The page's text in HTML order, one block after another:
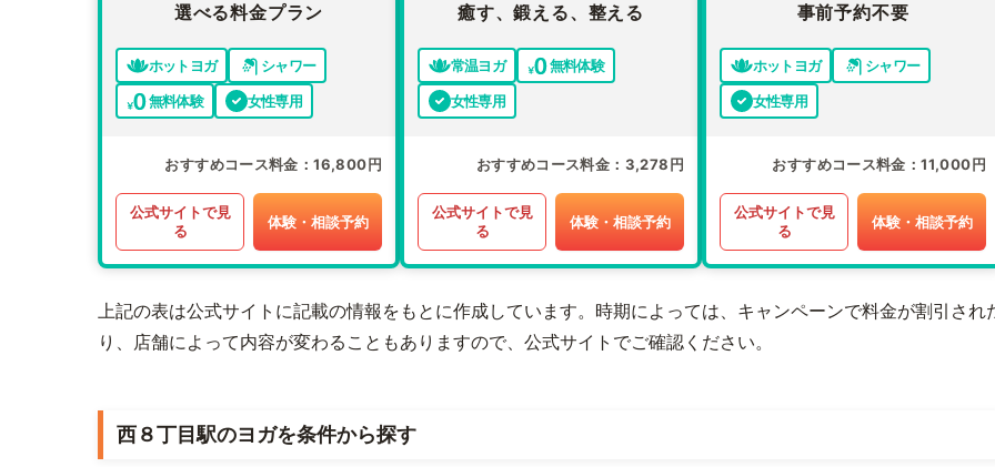
選べる料金プラン
ホットヨガ
シャワー
無料体験
女性専用
おすすめコース料金 16,800円
公式サイトで見
る
体験・相談予約
癒す、鍛える、整える
常温ヨガ
無料体験
女性専用
おすすめコース料金 3,278円
公式サイトで見
る
体験・相談予約
事前予約不要
ホットヨガ
シャワー
女性専用
おすすめコース料金 11,000円
公式サイトで見
る
体験・相談予約
上記の表は公式サイトに記載の情報をもとに作成しています。時期によっては、キャンペーンで料金が割引され
り、店舗によって内容が変わることもありますので、公式サイトでご確認ください。
西８丁目駅のヨガを条件から探す